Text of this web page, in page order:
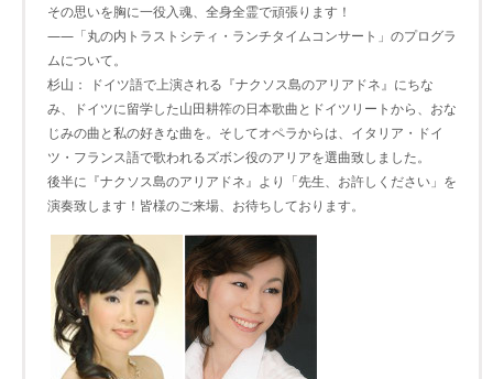
その思いを胸に一役入魂、全身全霊で頑張ります！
――「丸の内トラストシティ・ランチタイムコンサート」のプログラ
ムについて。
杉山： ドイツ語で上演される『ナクソス島のアリアドネ』にちな
み、ドイツに留学した山田耕筰の日本歌曲とドイツリートから、おな
じみの曲と私の好きな曲を。そしてオペラからは、イタリア・ドイ
ツ・フランス語で歌われるズボン役のアリアを選曲致しました。
後半に『ナクソス島のアリアドネ』より「先生、お許しください」を
演奏致します！皆様のご来場、お待ちしております。